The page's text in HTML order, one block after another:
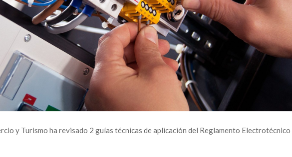
y Turismo ha revisado 2 guías técnicas de aplicación del Reglamento Electrotécnico